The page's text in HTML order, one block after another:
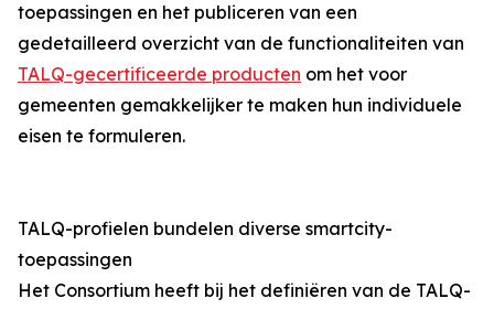
toepassingen en het publiceren van een
gedetailleerd overzicht van de functionaliteiten van
TALQ-gecertificeerde producten om het voor
gemeenten gemakkelijker te maken hun individuele
eisen te formuleren.
TALQ-profielen bundelen diverse smartcity-
toepassingen
Het Consortium heeft bij het definiëren van de TALQ-